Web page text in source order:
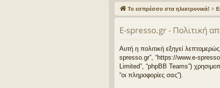
γο
ρε
ς
συ
νδ
έσ
Το εσπρέσσο στα ηλεκτρονικά!
E-spresso.gr - Πολιτική
Αυτή η πολιτική εξηγεί
spresso.gr”, “https://www.e-
Limited”, “phpBB Teams”)
“οι πληροφορίες σας”).